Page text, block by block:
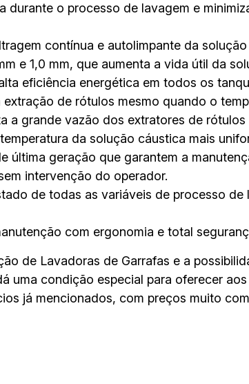
durante o processo de lavagem e
contínua e autolimpante da
e 1,0 mm, que aumenta a vida útil da
eficiência energética em todos os
de rótulos mesmo quando o
a grande vazão dos extratores de
da solução cáustica mais
última geração que garantem a
intervenção do operador.
de todas as variáveis de processo de
com ergonomia e total
de Lavadoras de Garrafas e a
uma condição especial para oferecer
já mencionados, com preços muito